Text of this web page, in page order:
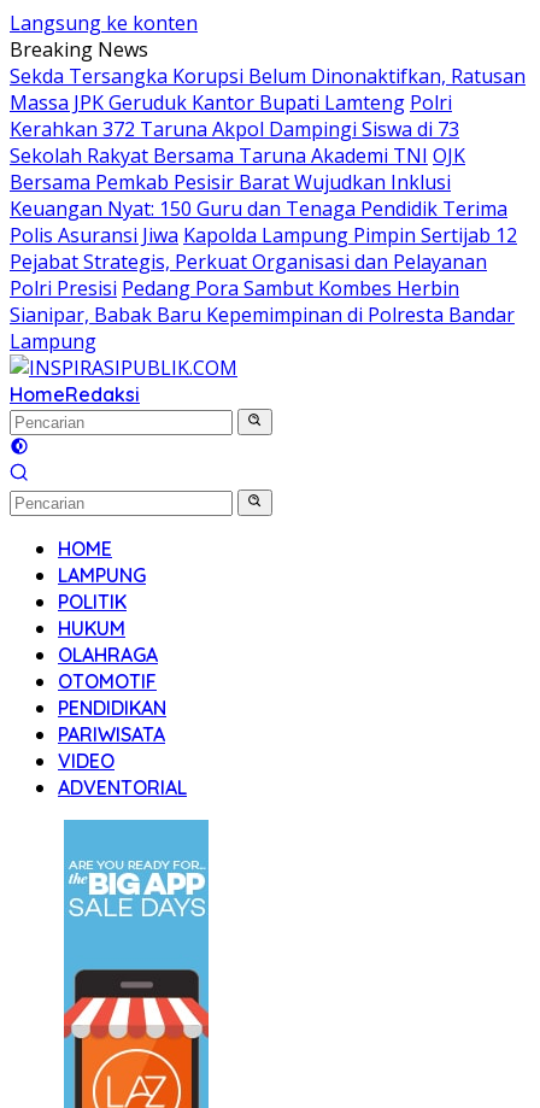
Langsung ke konten
Breaking News
Sekda Tersangka Korupsi Belum Dinonaktifkan, Ratusan
Massa JPK Geruduk Kantor Bupati Lamteng Polri
Kerahkan 372 Taruna Akpol Dampingi Siswa di 73
Sekolah Rakyat Bersama Taruna Akademi TNI OJK
Bersama Pemkab Pesisir Barat Wujudkan Inklusi
Keuangan Nyat: 150 Guru dan Tenaga Pendidik Terima
Polis Asuransi Jiwa Kapolda Lampung Pimpin Sertijab 12
Pejabat Strategis, Perkuat Organisasi dan Pelayanan
Polri Presisi Pedang Pora Sambut Kombes Herbin
Sianipar, Babak Baru Kepemimpinan di Polresta Bandar
Lampung
HomeRedaksi
HOME
LAMPUNG
POLITIK
HUKUM
OLAHRAGA
OTOMOTIF
PENDIDIKAN
PARIWISATA
VIDEO
ADVENTORIAL